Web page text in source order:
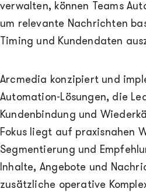
verwalten, können Teams
um relevante Nachrichten
Timing und Kundendaten
Arcmedia konzipiert und
Automation-Lösungen, die
Kundenbindung und
Fokus liegt auf praxisnahen
Segmentierung und
Inhalte, Angebote und
zusätzliche operative